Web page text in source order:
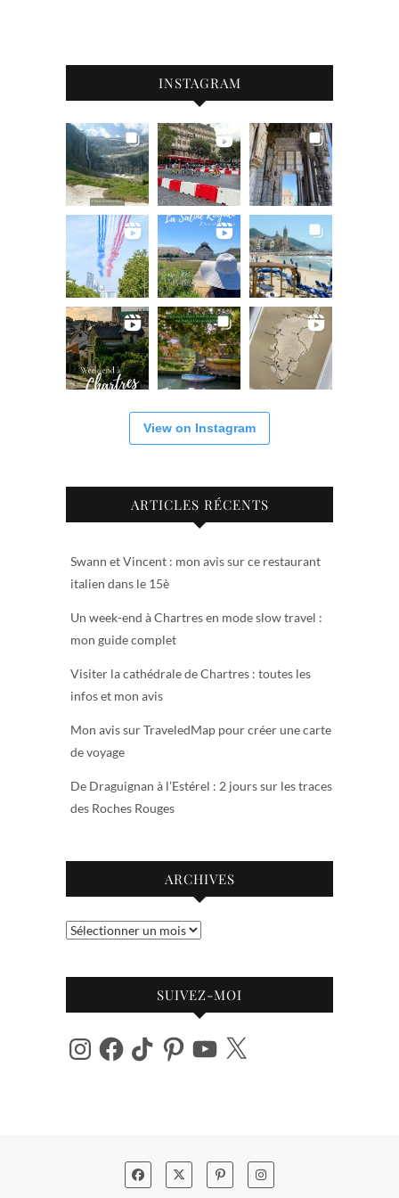
INSTAGRAM
View on Instagram
ARTICLES RÉCENTS
Swann et Vincent : mon avis sur ce restaurant
italien dans le 15è
Un week-end à Chartres en mode slow travel :
mon guide complet
Visiter la cathédrale de Chartres : toutes les
infos et mon avis
Mon avis sur TraveledMap pour créer une carte
de voyage
De Draguignan à l’Estérel : 2 jours sur les traces
des Roches Rouges
ARCHIVES
Archives
SUIVEZ-MOI
InstagramFacebook
TikTok PinterestYouTube
X